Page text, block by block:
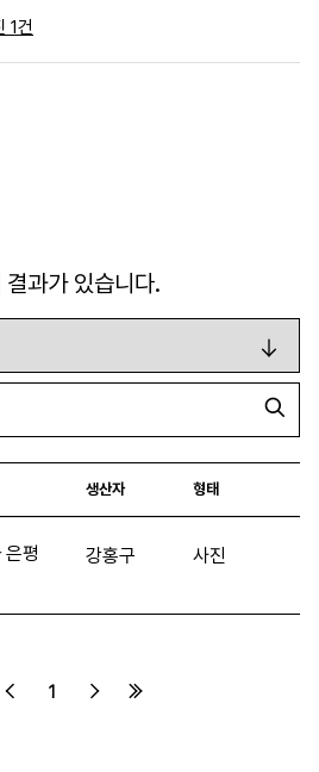
1건
결과가 있습니다.
생산자 형태
평
강홍구 사진
1